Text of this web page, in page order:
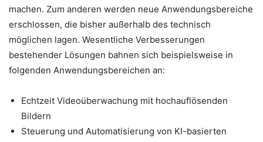
machen. Zum anderen werden neue Anwendungsbereiche
erschlossen, die bisher außerhalb des technisch
möglichen lagen. Wesentliche Verbesserungen
bestehender Lösungen bahnen sich beispielsweise in
folgenden Anwendungsbereichen an:
Echtzeit Videoüberwachung mit hochauflösenden
Bildern
Steuerung und Automatisierung von KI-basierten